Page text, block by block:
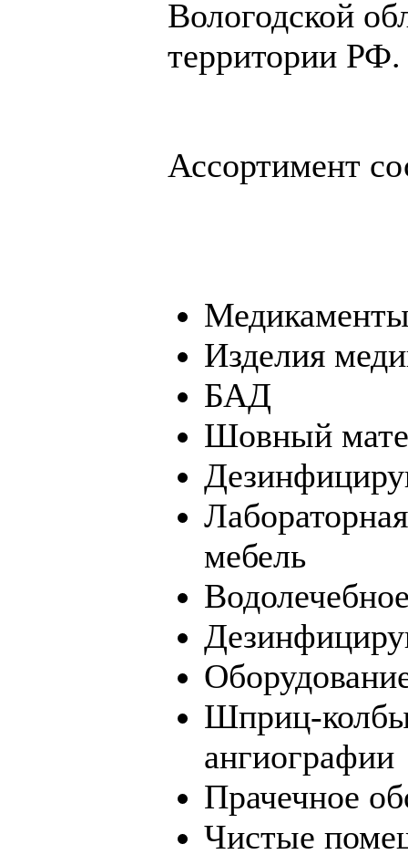
Вологодской
территории РФ.
Ассортимент
Изделия
БАД
Шовный
мебель
Шприц-
ангиографии
Прачечное
Чистые